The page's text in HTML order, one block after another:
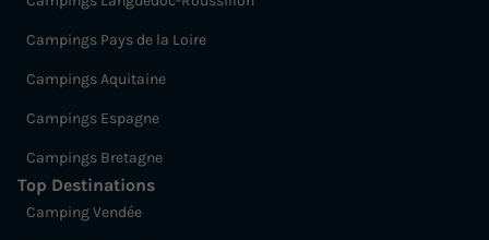
Campings Pays de la Loire
Campings Aquitaine
Campings Espagne
Campings Bretagne
Top Destinations
Camping Vendée